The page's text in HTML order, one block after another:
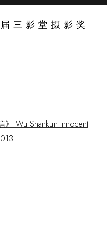
三影堂摄影奖
image in a popup: